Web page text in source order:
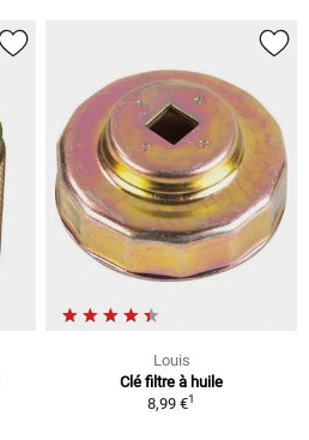
Louis
Clé filtre à huile
8,99 €1